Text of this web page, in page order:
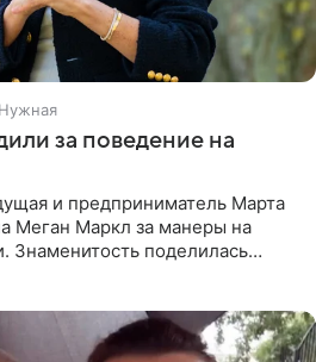
за поведение на
и предприниматель Марта
Меган Маркл за манеры на
Знаменитость поделилась